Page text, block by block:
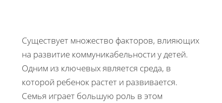
Существует множество факторов, влияющих
на развитие коммуникабельности у детей.
Одним из ключевых является среда, в
которой ребенок растет и развивается.
Семья играет большую роль в этом